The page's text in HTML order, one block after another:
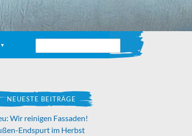
NEUESTE BEITRÄGE
Wir reinigen Fassaden!
Endspurt im Herbst